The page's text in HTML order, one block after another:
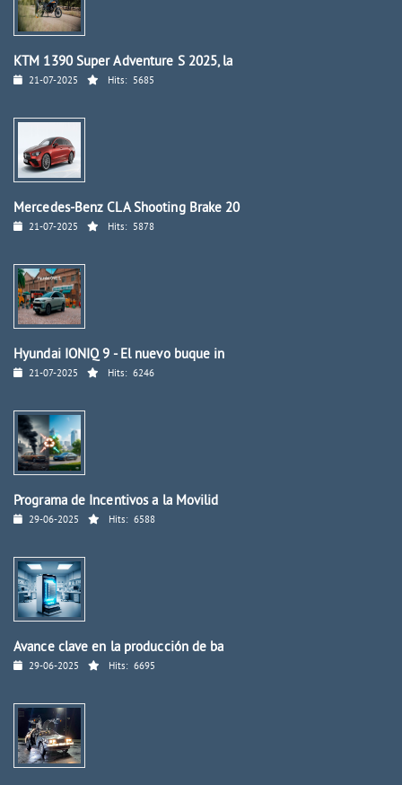
KTM 1390 Super Adventure S 2025, la
21-07-2025 Hits: 5685
Mercedes-Benz CLA Shooting Brake 20
21-07-2025 Hits: 5878
Hyundai IONIQ 9 - El nuevo buque in
21-07-2025 Hits: 6246
Programa de Incentivos a la Movilid
29-06-2025 Hits: 6588
Avance clave en la producción de ba
29-06-2025 Hits: 6695